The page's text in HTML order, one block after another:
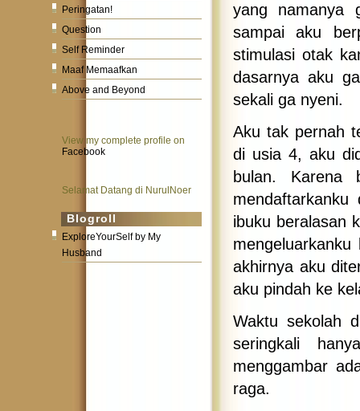
Peringatan!
Question
Self Reminder
Maaf Memaafkan
Above and Beyond
View my complete profile on
Facebook
Selamat Datang di NurulNoer
Blogroll
ExploreYourSelf by My
Husband
yang namanya
sampai aku
stimulasi otak
dasarnya aku
sekali ga nyeni.
Aku tak pernah
di usia 4, aku
bulan. Karena
ibuku beralasan
akhirnya aku
aku pindah ke
Waktu sekolah
seringkali
menggambar
raga.